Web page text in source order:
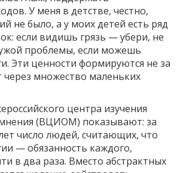
У меня в детстве, честно,
не было, а у моих детей есть ряд
если видишь грязь — убери, не
проблемы, если можешь
Эти ценности формируются не за
через множество маленьких
центра изучения
(ВЦИОМ) показывают: за
число людей, считающих, что
— обязанность каждого,
в два раза. Вместо абстрактных